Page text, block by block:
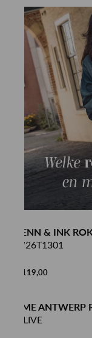
PENN & INK
W26T1301
€ 119,00
AME ANTWERP
OLIVE